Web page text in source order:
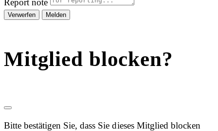
Report note
Melden
Mitglied blocken?
Bitte bestätigen Sie, dass Sie dieses Mitglied blocken